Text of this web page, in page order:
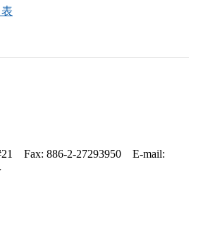
Fax: 886-2-27293950 E-mail: